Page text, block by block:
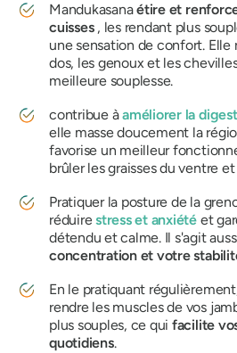
Mandukasanaétire et
cuisses, les rendant plus
une sensation de confort.
dos, les genoux et les
meilleure souplesse.
contribue àaméliorer la
elle masse doucement la
favorise un meilleur
brûler les graisses du ventre
Pratiquer la posture de la
réduire stress et anxiété et
détendu et calme. Il s'agit
concentration et votre
En le pratiquant
rendre les muscles de vos
plus souples, ce qui facilite
quotidiens.